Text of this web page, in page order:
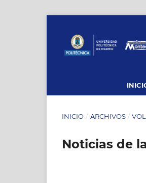
INICIO / ARCHIVOS /
Noticias de la